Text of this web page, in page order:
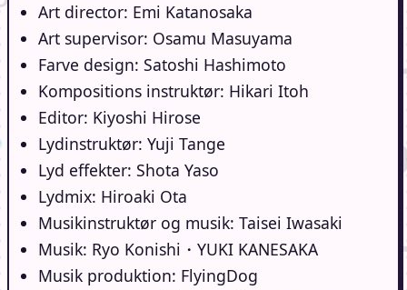
Art director: Emi Katanosaka
Art supervisor: Osamu Masuyama
Farve design: Satoshi Hashimoto
Kompositions instruktør: Hikari Itoh
Editor: Kiyoshi Hirose
Lydinstruktør: Yuji Tange
Lyd effekter: Shota Yaso
Lydmix: Hiroaki Ota
Musikinstruktør og musik: Taisei Iwasaki
Musik: Ryo Konishi・YUKI KANESAKA
Musik produktion: FlyingDog